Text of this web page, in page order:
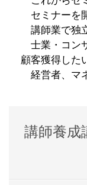
セミナーを
講師業で独
士業・コン
顧客獲得した
経営者、マ
講師養成